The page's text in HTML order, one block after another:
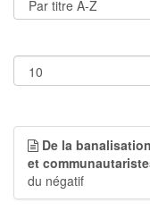
De la
et
du négatif